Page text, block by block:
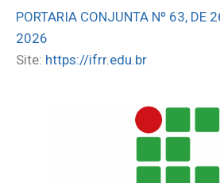
PORTARIA CONJUNTA Nº 63, DE
2026
Site: https://ifrr.edu.br